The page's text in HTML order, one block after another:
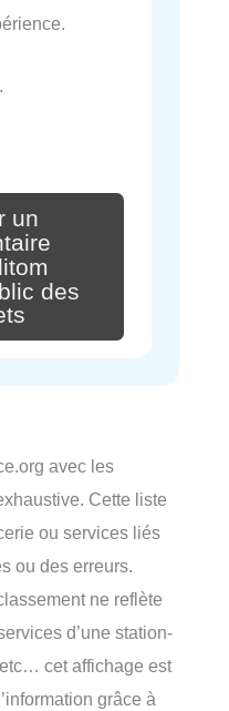
un
des
avec les
Cette liste
ou services liés
ou des erreurs.
ne reflète
d’une station-
cet affichage est
grâce à